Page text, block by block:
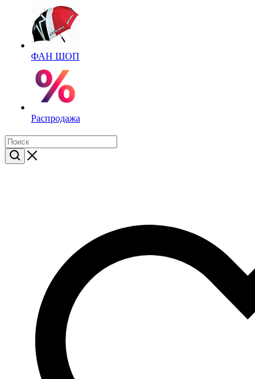
ФАН ШОП
Распродажа